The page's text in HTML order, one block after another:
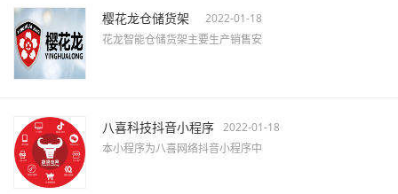
樱花龙仓储货架
2022-01-18
花龙智能仓储货架主要生产销售安
八喜科技抖音小程序 2022-01-18
本小程序为八喜网络抖音小程序中